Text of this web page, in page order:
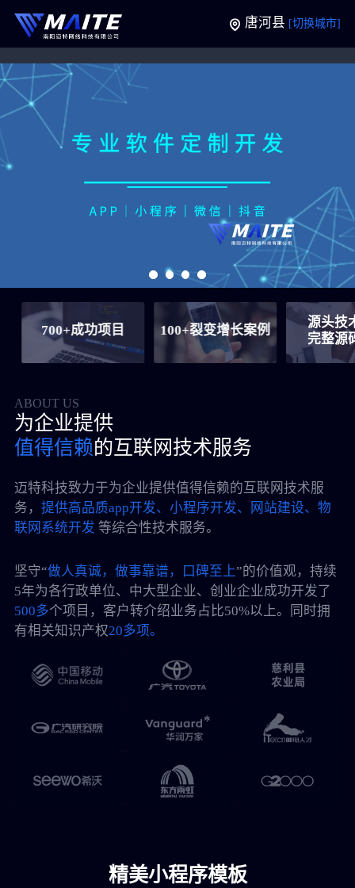
唐河县 [切换城市]
700+成功项目 100+裂变增长案例
源头技术公司
完整源码交付
ABOUT US
为企业提供
值得信赖的互联网技术服务
迈特科技致力于为企业提供值得信赖的互联网技术服
务， 提供高品质app开发、小程序开发、网站建设、物
联网系统开发 等综合性技术服务。
坚守“做人真诚，做事靠谱，口碑至上”的价值观，持续
5年为各行政单位、中大型企业、创业企业成功开发了
500多个项目，客户转介绍业务占比50%以上。同时拥
有相关知识产权20多项。
精美小程序模板